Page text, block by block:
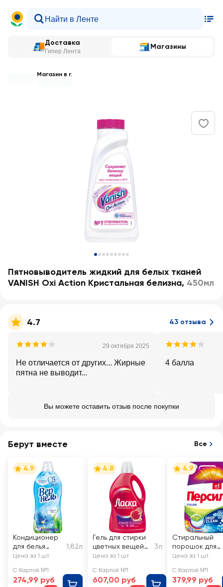
Доставка
Гипер Лента
Магазины
Магазин в г.
Пятновыводитель жидкий для белых тканей
VANISH Oxi Action Кристальная белизна, 450мл
4.7 43 отзыва
29 октября 2025
Не отличается от других... Жирные
пятна не выводит...
4 балла
Вы можете оставить отзыв после покупки
Берут вместе Все
4.9
Кондиционер
для белья
ВЕРНЕЛЬ
1,82л
Цена за 1 шт
С Картой №1
274,99 руб
4.8
Гель для стирки
цветных вещей
ЛАСКА Эффект
3л
Цена за 1 шт
С Картой №1
607,00 руб
4.9
Стиральный
порошок для
цветного
Свежесть от
ВЕРНЕЛЬ,
Цена за 1 шт
С Картой №1
379,99 руб